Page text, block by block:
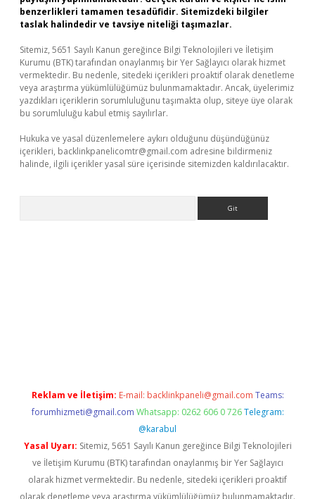
benzerlikleri tamamen tesadüfidir. Sitemizdeki bilgiler
taslak halindedir ve tavsiye niteliği taşımazlar.
Sitemiz, 5651 Sayılı Kanun gereğince Bilgi Teknolojileri ve İletişim
Kurumu (BTK) tarafından onaylanmış bir Yer Sağlayıcı olarak hizmet
vermektedir. Bu nedenle, sitedeki içerikleri proaktif olarak denetleme
veya araştırma yükümlülüğümüz bulunmamaktadır. Ancak, üyelerimiz
yazdıkları içeriklerin sorumluluğunu taşımakta olup, siteye üye olarak
bu sorumluluğu kabul etmiş sayılırlar.
Hukuka ve yasal düzenlemelere aykırı olduğunu düşündüğünüz
içerikleri, backlinkpanelicomtr@gmail.com adresine bildirmeniz
halinde, ilgili içerikler yasal süre içerisinde sitemizden kaldırılacaktır.
Reklam ve İletişim: E-mail: backlinkpaneli@gmail.com Teams:
forumhizmeti@gmail.com Whatsapp: 0262 606 0 726 Telegram:
@karabul
Yasal Uyarı: Sitemiz, 5651 Sayılı Kanun gereğince Bilgi Teknolojileri
ve İletişim Kurumu (BTK) tarafından onaylanmış bir Yer Sağlayıcı
olarak hizmet vermektedir. Bu nedenle, sitedeki içerikleri proaktif
olarak denetleme veya araştırma yükümlülüğümüz bulunmamaktadır.